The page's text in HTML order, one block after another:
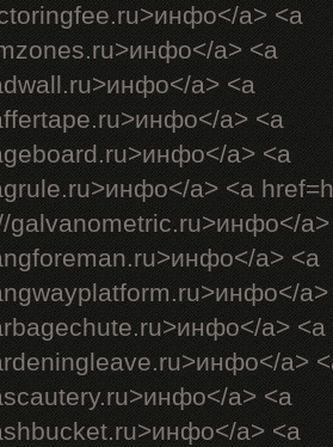
a> <a
a> <a
a> <a
a> <a
a> <a
a> <a
galvanometric.ru>инфо</
a> <a
a>
a> <a
a>
a> <a
a> <a